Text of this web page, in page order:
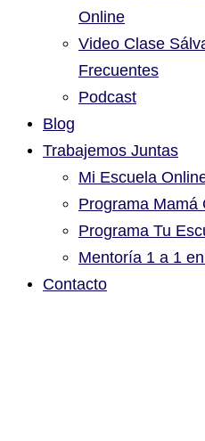
Online
Video Clase
Frecuentes
Podcast
Blog
Trabajemos Juntas
Mi Escuela
Programa Mamá
Programa Tu
Mentoría 1 a 1
Contacto